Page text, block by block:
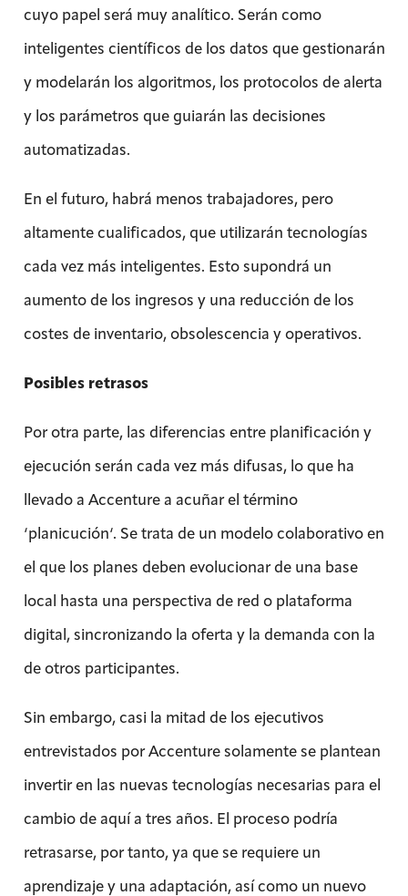
cuyo papel será muy analítico. Serán como
inteligentes científicos de los datos que gestionarán
y modelarán los algoritmos, los protocolos de alerta
y los parámetros que guiarán las decisiones
automatizadas.
En el futuro, habrá menos trabajadores, pero
altamente cualificados, que utilizarán tecnologías
cada vez más inteligentes. Esto supondrá un
aumento de los ingresos y una reducción de los
costes de inventario, obsolescencia y operativos.
Posibles retrasos
Por otra parte, las diferencias entre planificación y
ejecución serán cada vez más difusas, lo que ha
llevado a Accenture a acuñar el término
‘planicución‘. Se trata de un modelo colaborativo en
el que los planes deben evolucionar de una base
local hasta una perspectiva de red o plataforma
digital, sincronizando la oferta y la demanda con la
de otros participantes.
Sin embargo, casi la mitad de los ejecutivos
entrevistados por Accenture solamente se plantean
invertir en las nuevas tecnologías necesarias para el
cambio de aquí a tres años. El proceso podría
retrasarse, por tanto, ya que se requiere un
aprendizaje y una adaptación, así como un nuevo